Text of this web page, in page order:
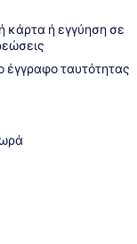
κάρτα ή εγγύηση σε
έγγραφο ταυτότητας